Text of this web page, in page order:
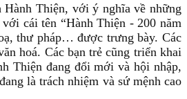
Thiện, với ý nghĩa về những
cái tên “Hành Thiện - 200 năm
thư pháp… được trưng bày. Các
hoá. Các bạn trẻ cũng triển khai
Thiện đang đổi mới và hội nhập,
là trách nhiệm và sứ mệnh cao